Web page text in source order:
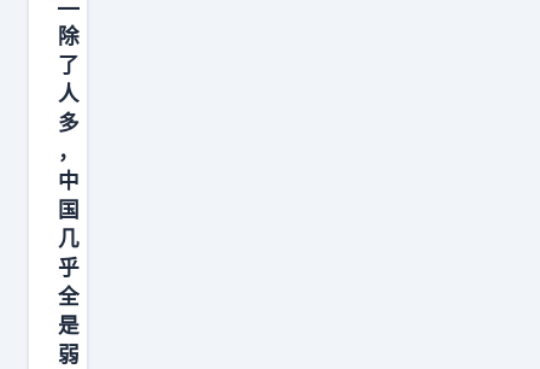
国
则
在
赌
美
国
—
除
了
人
多
，
中
国
几
乎
全
是
弱